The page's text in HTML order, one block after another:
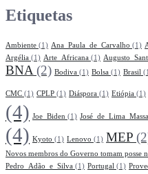
Etiquetas
Ambiente (1) Ana_Paula_de_Carvalho (1)
Argélia (1) Arte_Africana (1)
BNA(2) Bodiva (1) Bolsa (1) Brasil
CMC (1) CPLP (1) Diáspora (1) Etiópia (1)
(4) Joe_Biden (1)
(4) Kyoto (1) Lenovo (1) MEP
Novos membros do Governo tomam posse
Pedro_Adão_e_Silva (1) Portugal (1)